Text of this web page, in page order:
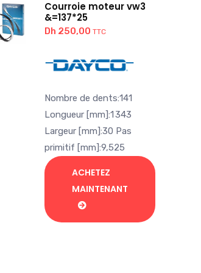
Courroie moteur vw3
&=137*25
Dh 250,00 TTC
Nombre de dents:141
Longueur [mm]:1 343
Largeur [mm]:30 Pas
primitif [mm]:9,525
ACHETEZ
MAINTENANT